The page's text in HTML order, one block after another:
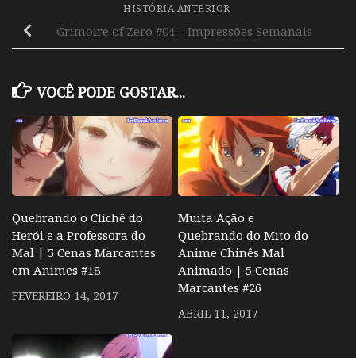
HISTÓRIA ANTERIOR
Grimoire of Zero #04 – Impressões Semanais
VOCÊ PODE GOSTAR...
Quebrando o Clichê do
Herói e a Professora do
Mal | 5 Cenas Marcantes
em Animes #18
FEVEREIRO 14, 2017
Muita Ação e
Quebrando do Mito do
Anime Chinês Mal
Animado | 5 Cenas
Marcantes #26
ABRIL 11, 2017